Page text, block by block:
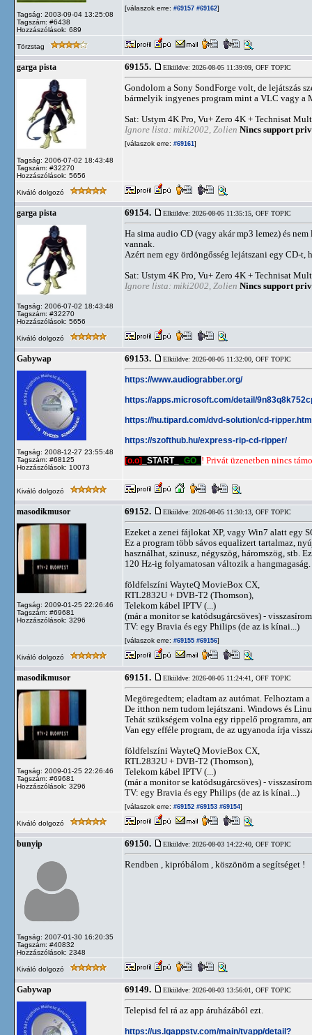
Tagság: 2003-09-04 13:25:08
Tagszám: #6438
Hozzászólások: 689
[válaszok erre: #69157 #69162]
Törzstag
garga pista
Tagság: 2006-07-02 18:43:48
Tagszám: #32270
Hozzászólások: 5656
69155. Elküldve: 2026-08-05 11:39:09, OFF TOPIC
Gondolom a Sony SondForge volt, de lejátszás
bármelyik ingyenes program mint a VLC vagy a
Sat: Ustym 4K Pro, Vu+ Zero 4K + Technisat
Ignore lista: miki2002, Zolien Nincs support
[válaszok erre: #69161]
Kiváló dolgozó
garga pista
Tagság: 2006-07-02 18:43:48
Tagszám: #32270
Hozzászólások: 5656
69154. Elküldve: 2026-08-05 11:35:15, OFF TOPIC
Ha sima audio CD (vagy akár mp3 lemez) és
vannak.
Azért nem egy ördöngősség lejátszani egy CD-t,
Sat: Ustym 4K Pro, Vu+ Zero 4K + Technisat
Ignore lista: miki2002, Zolien Nincs support
Kiváló dolgozó
Gabywap
Tagság: 2008-12-27 23:55:48
Tagszám: #68125
Hozzászólások: 10073
69153. Elküldve: 2026-08-05 11:32:00, OFF TOPIC
https://www.audiograbber.org/
https://apps.microsoft.com/detail/
https://hu.tipard.com/dvd-solution/cd-
https://szofthub.hu/express-rip-cd-ripper/
[o.o] _START_ _GO_ ! Privát üzenetben nincs
Kiváló dolgozó
masodikmusor
Tagság: 2009-01-25 22:26:46
Tagszám: #69681
Hozzászólások: 3296
69152. Elküldve: 2026-08-05 11:30:13, OFF TOPIC
Ezeket a zenei fájlokat XP, vagy Win7 alatt egy
Ez a program több sávos equalizert tartalmaz,
használhat, szinusz, négyszög, háromszög, stb.
120 Hz-ig folyamatosan változik a hangmagaság.
földfelszíni WayteQ MovieBox CX,
RTL2832U + DVB-T2 (Thomson),
Telekom kábel IPTV (...)
(már a monitor se katódsugárcsöves) - visszasírom
TV: egy Bravia és egy Philips (de az is kínai...)
[válaszok erre: #69155 #69156]
Kiváló dolgozó
masodikmusor
Tagság: 2009-01-25 22:26:46
Tagszám: #69681
Hozzászólások: 3296
69151. Elküldve: 2026-08-05 11:24:41, OFF TOPIC
Megöregedtem; eladtam az autómat. Felhoztam
De itthon nem tudom lejátszani. Windows és
Tehát szükségem volna egy rippelő programra,
Van egy efféle program, de az ugyanoda írja
földfelszíni WayteQ MovieBox CX,
RTL2832U + DVB-T2 (Thomson),
Telekom kábel IPTV (...)
(már a monitor se katódsugárcsöves) - visszasírom
TV: egy Bravia és egy Philips (de az is kínai...)
[válaszok erre: #69152 #69153 #69154]
Kiváló dolgozó
bunyip
Tagság: 2007-01-30 16:20:35
Tagszám: #40832
Hozzászólások: 2348
69150. Elküldve: 2026-08-03 14:22:40, OFF TOPIC
Rendben , kipróbálom , köszönöm a segítséget !
Kiváló dolgozó
Gabywap 69149. Elküldve: 2026-08-03 13:56:01, OFF TOPIC
Telepisd fel rá az app áruházából ezt.
https://us.lgappstv.com/main/tvapp/detail?